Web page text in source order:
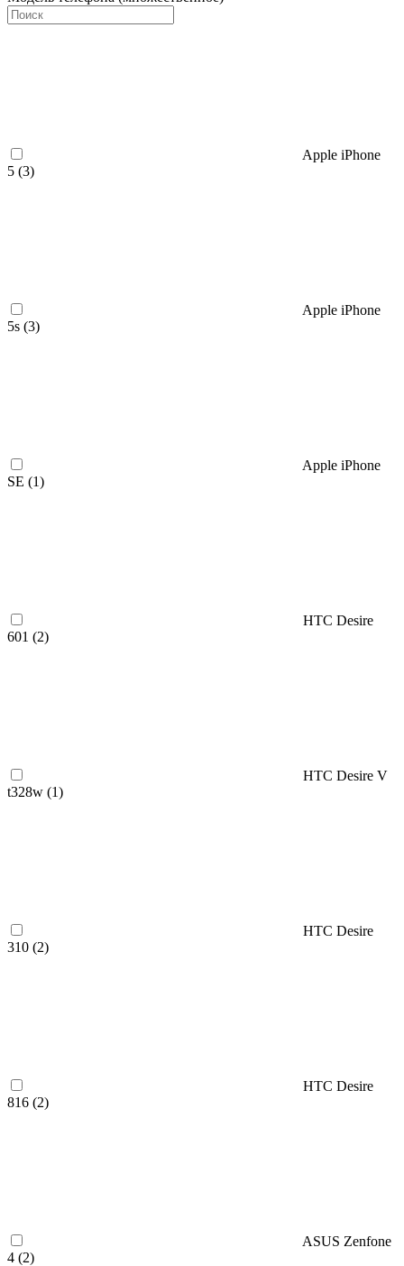
Apple iPhone
5 (3)
Apple iPhone
5s (3)
Apple iPhone
SE (1)
HTC Desire
601 (2)
HTC Desire V
t328w (1)
HTC Desire
310 (2)
HTC Desire
816 (2)
ASUS Zenfone
4 (2)